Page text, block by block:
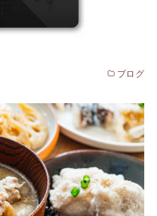
ブログ